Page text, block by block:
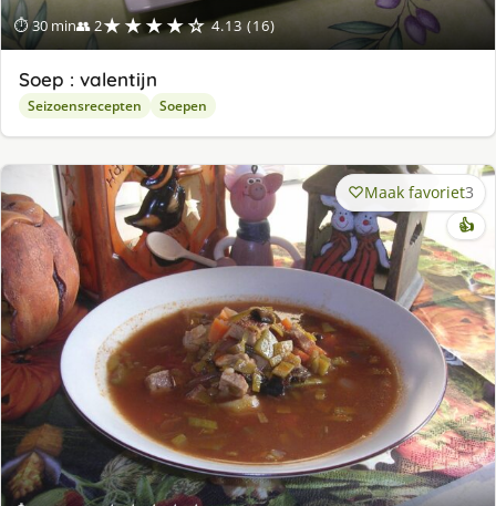
⏱ 30 min👥 2★★★★☆ 4.13 (16)
Soep : valentijn
Seizoensrecepten Soepen
Maak favoriet3
👍